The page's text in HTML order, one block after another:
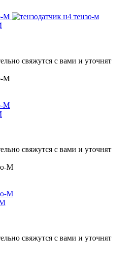
свяжутся с вами и уточнят
свяжутся с вами и уточнят
М
свяжутся с вами и уточнят